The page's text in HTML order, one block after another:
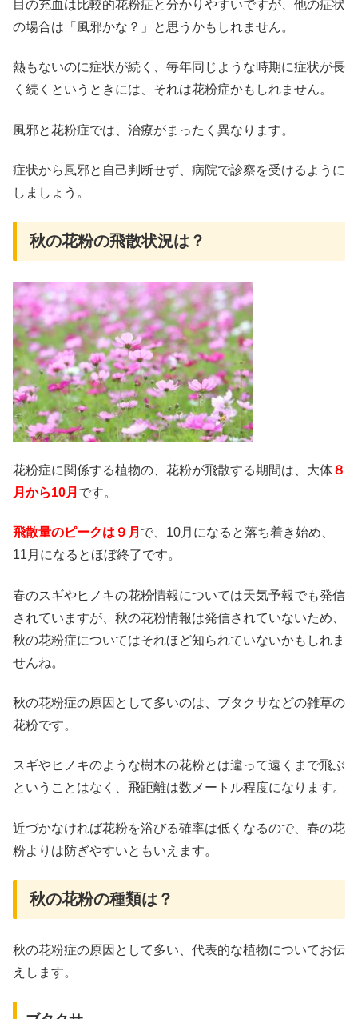
目の充血は比較的花粉症と分かりやすいですが、他の症状
の場合は「風邪かな？」と思うかもしれません。
熱もないのに症状が続く、毎年同じような時期に症状が長
く続くというときには、それは花粉症かもしれません。
風邪と花粉症では、治療がまったく異なります。
症状から風邪と自己判断せず、病院で診察を受けるように
しましょう。
秋の花粉の飛散状況は？
花粉症に関係する植物の、花粉が飛散する期間は、大体８
月から10月 です。
飛散量のピークは９月 で、10月になると落ち着き始め、
11月になるとほぼ終了です。
春のスギやヒノキの花粉情報については天気予報でも発信
されていますが、秋の花粉情報は発信されていないため、
秋の花粉症についてはそれほど知られていないかもしれま
せんね。
秋の花粉症の原因として多いのは、ブタクサなどの雑草の
花粉です。
スギやヒノキのような樹木の花粉とは違って遠くまで飛ぶ
ということはなく、 飛距離は数メートル程度になります。
近づかなければ花粉を浴びる確率は低くなるので、春の花
粉よりは防ぎやすいともいえます。
秋の花粉の種類は？
秋の花粉症の原因として多い、代表的な植物についてお伝
えします。